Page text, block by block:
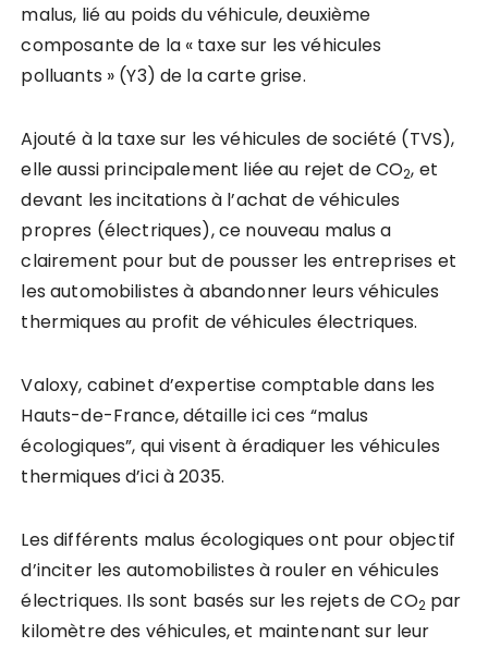
malus, lié au poids du véhicule, deuxième
composante de la « taxe sur les véhicules
polluants » (Y3) de la carte grise.
Ajouté à la taxe sur les véhicules de société (TVS),
elle aussi principalement liée au rejet de CO2, et
devant les incitations à l’achat de véhicules
propres (électriques), ce nouveau malus a
clairement pour but de pousser les entreprises et
les automobilistes à abandonner leurs véhicules
thermiques au profit de véhicules électriques.
Valoxy, cabinet d’expertise comptable dans les
Hauts-de-France, détaille ici ces “malus
écologiques”, qui visent à éradiquer les véhicules
thermiques d’ici à 2035.
Les différents malus écologiques ont pour objectif
d’inciter les automobilistes à rouler en véhicules
électriques. Ils sont basés sur les rejets de CO2 par
kilomètre des véhicules, et maintenant sur leur